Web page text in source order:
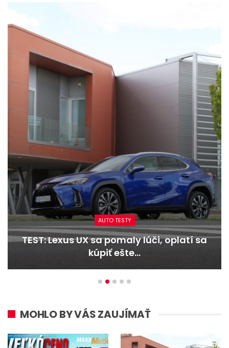
lúči, oplatí sa
AUTO TESTY
TEST: Dacia Duster
MOHLO BY VÁS ZAUJÍMAŤ